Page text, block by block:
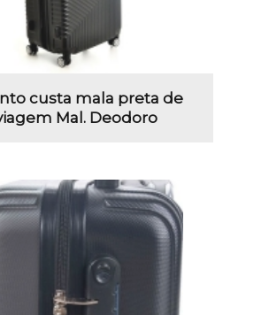
custa mala preta de
Mal. Deodoro